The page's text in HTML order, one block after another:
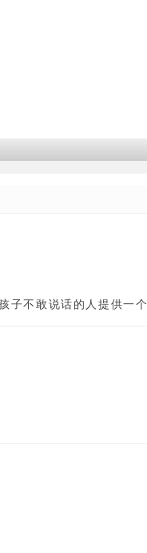
不敢说话的人提供一个